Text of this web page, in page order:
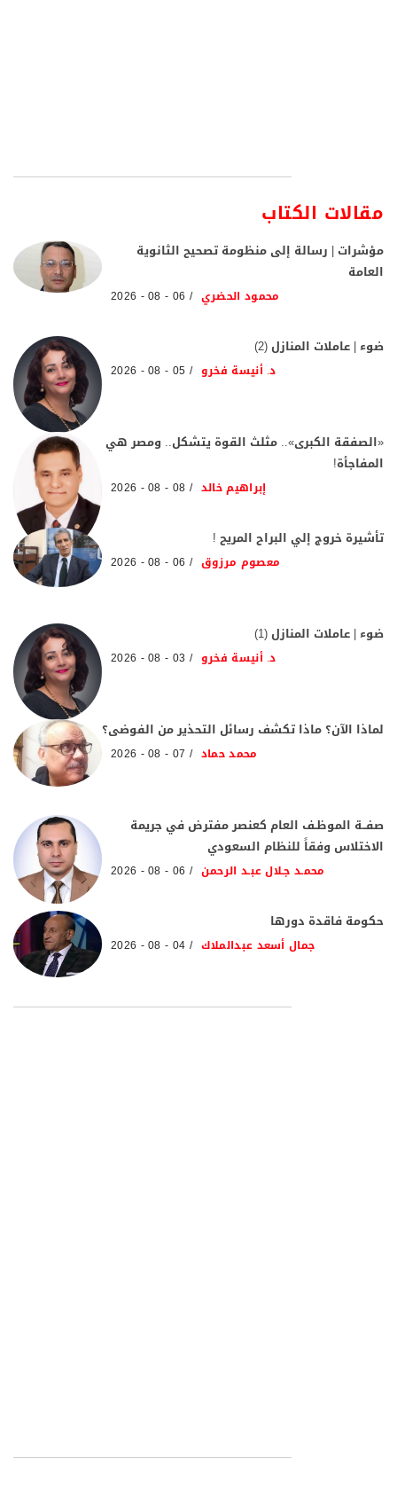
مقالات الكتاب
مؤشرات | رسالة إلى منظومة تصحيح الثانوية
العامة
محمود الحضري 06 - 08 - 2026
ضوء | عاملات المنازل (2)
د. أنيسة فخرو 05 - 08 - 2026
«الصفقة الكبرى».. مثلث القوة يتشكل.. ومصر هي
المفاجأة!
إبراهيم خالد 08 - 08 - 2026
تأشيرة خروج إلي البراح المريح !
معصوم مرزوق 06 - 08 - 2026
ضوء | عاملات المنازل (1)
د. أنيسة فخرو 03 - 08 - 2026
لماذا الآن؟ ماذا تكشف رسائل التحذير من الفوضى؟
محمد حماد 07 - 08 - 2026
صفــة الموظـف العام كعنصر مفترض في جريمة
الاختلاس وفقاً للنظام السعودي
محمـد جـلال عبـد الرحمن 06 - 08 - 2026
حكومة فاقدة دورها
جمال أسعد عبدالملاك 04 - 08 - 2026